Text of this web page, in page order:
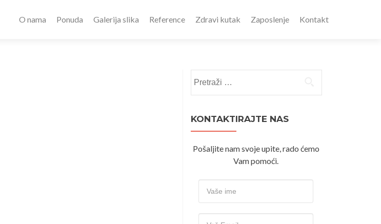
O nama Ponuda Galerija slika Reference Zdravi kutak Zaposlenje Kontakt
KONTAKTIRAJTE NAS
Pošaljite nam svoje upite, rado ćemo
Vam pomoći.